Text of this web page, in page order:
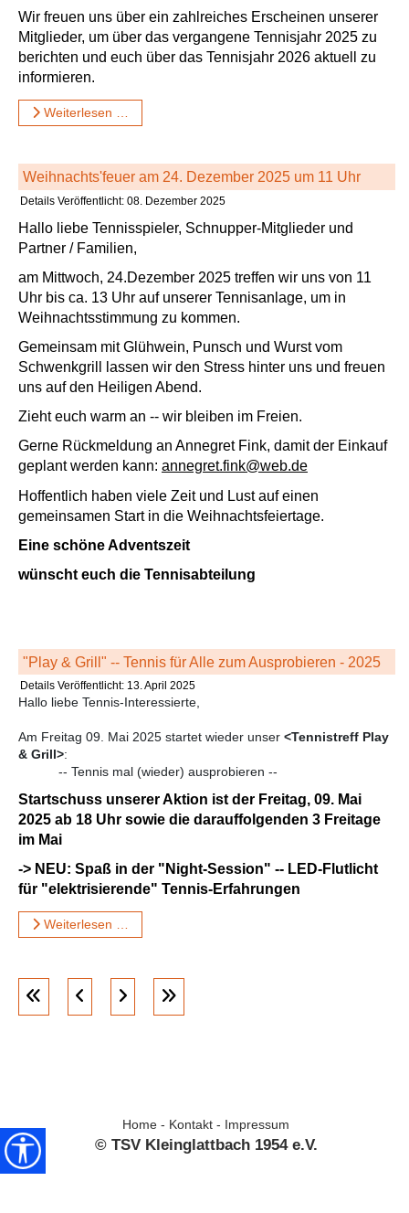
Wir freuen uns über ein zahlreiches Erscheinen unserer
Mitglieder, um über das vergangene Tennisjahr 2025 zu
berichten und euch über das Tennisjahr 2026 aktuell zu
informieren.
Weiterlesen …
Weihnachts'feuer am 24. Dezember 2025 um 11 Uhr
Details Veröffentlicht: 08. Dezember 2025
Hallo liebe Tennisspieler, Schnupper-Mitglieder und
Partner / Familien,
am Mittwoch, 24.Dezember 2025 treffen wir uns von 11
Uhr bis ca. 13 Uhr auf unserer Tennisanlage, um in
Weihnachtsstimmung zu kommen.
Gemeinsam mit Glühwein, Punsch und Wurst vom
Schwenkgrill lassen wir den Stress hinter uns und freuen
uns auf den Heiligen Abend.
Zieht euch warm an -- wir bleiben im Freien.
Gerne Rückmeldung an Annegret Fink, damit der Einkauf
geplant werden kann: annegret.fink@web.de
Hoffentlich haben viele Zeit und Lust auf einen
gemeinsamen Start in die Weihnachtsfeiertage.
Eine schöne Adventszeit
wünscht euch die Tennisabteilung
"Play & Grill" -- Tennis für Alle zum Ausprobieren - 2025
Details Veröffentlicht: 13. April 2025
Hallo liebe Tennis-Interessierte,
Am Freitag 09. Mai 2025 startet wieder unser <Tennistreff Play
& Grill>:
-- Tennis mal (wieder) ausprobieren --
Startschuss unserer Aktion ist der Freitag, 09. Mai
2025 ab 18 Uhr sowie die darauffolgenden 3 Freitage
im Mai
-> NEU: Spaß in der "Night-Session" -- LED-Flutlicht
für "elektrisierende" Tennis-Erfahrungen
Weiterlesen …
Home - Kontakt - Impressum
© TSV Kleinglattbach 1954 e.V.